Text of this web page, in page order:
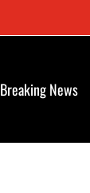
Breaking News